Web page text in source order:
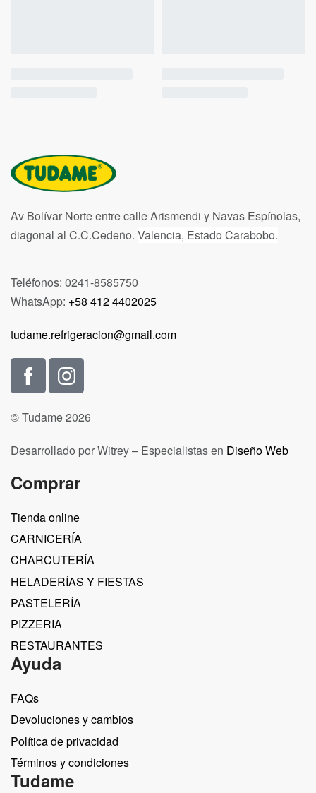
Av Bolívar Norte entre calle Arismendi y Navas Espínolas,
diagonal al C.C.Cedeño. Valencia, Estado Carabobo.
Teléfonos: 0241-8585750
WhatsApp: +58 412 4402025
tudame.refrigeracion@gmail.com
© Tudame 2026
Desarrollado por Witrey – Especialistas en Diseño Web
Comprar
Tienda online
CARNICERÍA
CHARCUTERÍA
HELADERÍAS Y FIESTAS
PASTELERÍA
PIZZERIA
RESTAURANTES
Ayuda
FAQs
Devoluciones y cambios
Política de privacidad
Términos y condiciones
Tudame